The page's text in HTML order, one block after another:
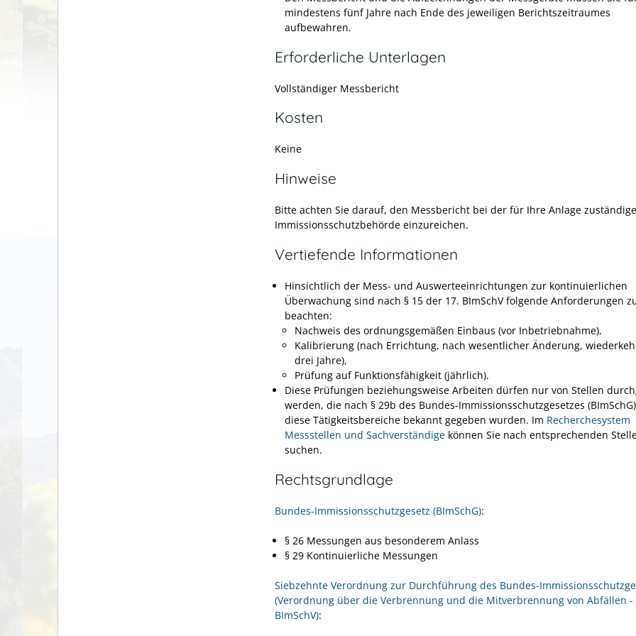
mindestens fünf Jahre nach Ende des jeweiligen Berichtszeitraumes
aufbewahren.
Erforderliche Unterlagen
Vollständiger Messbericht
Kosten
Keine
Hinweise
Bitte achten Sie darauf, den Messbericht bei der für Ihre Anlage
Immissionsschutzbehörde einzureichen.
Vertiefende Informationen
Hinsichtlich der Mess- und Auswerteeinrichtungen zur kontinuierlichen
Überwachung sind nach § 15 der 17. BImSchV folgende Anforderungen
beachten:
Nachweis des ordnungsgemäßen Einbaus (vor Inbetriebnahme),
Kalibrierung (nach Errichtung, nach wesentlicher Änderung,
drei Jahre),
Prüfung auf Funktionsfähigkeit (jährlich).
Diese Prüfungen beziehungsweise Arbeiten dürfen nur von Stellen
werden, die nach § 29b des Bundes-Immissionsschutzgesetzes
diese Tätigkeitsbereiche bekannt gegeben wurden. Im Recherchesystem
Messstellen und Sachverständige können Sie nach entsprechenden
suchen.
Rechtsgrundlage
Bundes-Immissionsschutzgesetz (BImSchG):
§ 26 Messungen aus besonderem Anlass
§ 29 Kontinuierliche Messungen
Siebzehnte Verordnung zur Durchführung des Bundes-
(Verordnung über die Verbrennung und die Mitverbrennung von Abfällen -
BImSchV):